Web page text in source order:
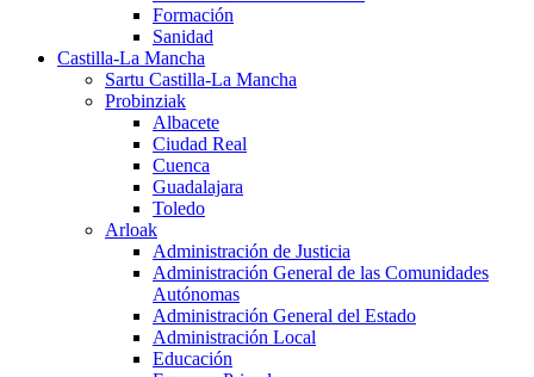
Formación
Sanidad
Castilla-La Mancha
Sartu Castilla-La Mancha
Probinziak
Albacete
Ciudad Real
Cuenca
Guadalajara
Toledo
Arloak
Administración de Justicia
Administración General de las Comunidades
Autónomas
Administración General del Estado
Administración Local
Educación